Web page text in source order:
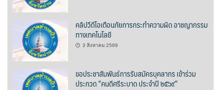
นาเหล่า เก๊าสลี โฮมสเตย์
นาไผ่ปัววิว
บวกบัววิวรีสอร์ท
บ้านกังหัน @ ปัวคอทเทจ
คลิปวีดีโอเตือนภัยการกระทำความผิด อาชญากรรม
ทางเทคโนโลยี
3 สิงหาคม 2569
ขอประชาสัมพันธ์การรับสมัครบุคลากร เข้าร่วม
ประกวด “คนดีศรีระบาด ประจำปี ๒๕๖๙”